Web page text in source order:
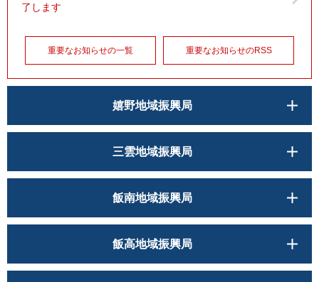
了します
重要なお知らせの一覧 重要なお知らせのRSS
嬉野地域振興局
三雲地域振興局
飯南地域振興局
飯高地域振興局